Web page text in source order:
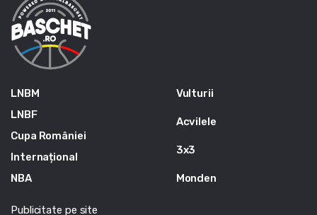
LNBM
LNBF
Cupa României
Internațional
NBA
Vulturii
Acvilele
3x3
Monden
Publicitate pe site